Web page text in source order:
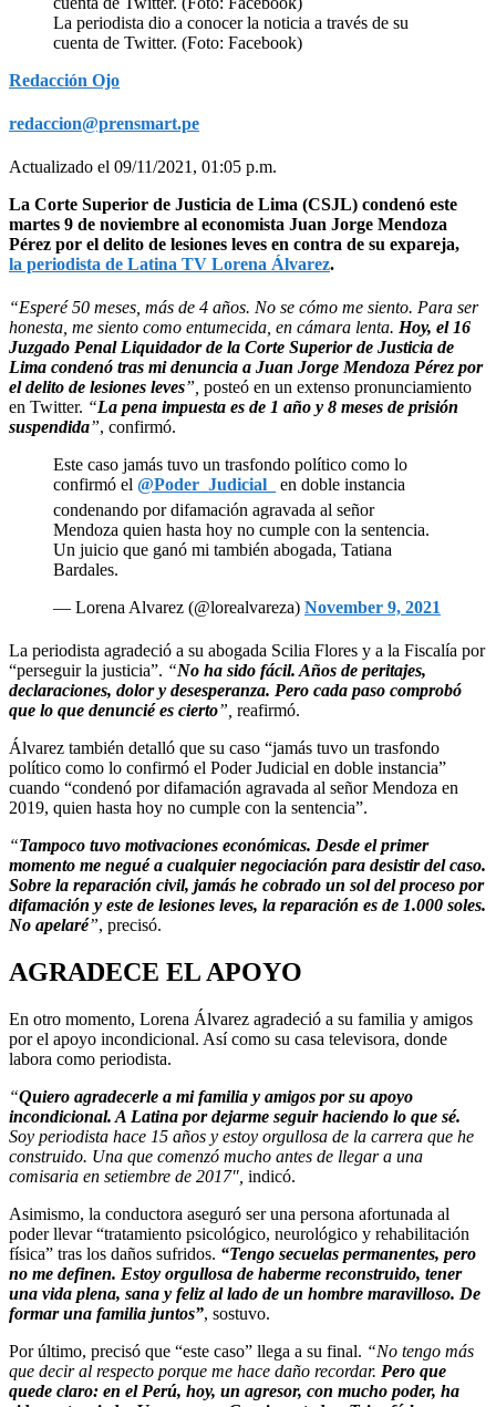
La periodista dio a conocer la noticia a través de su
cuenta de Twitter. (Foto: Facebook)
Redacción Ojo
redaccion@prensmart.pe
Actualizado el 09/11/2021, 01:05 p.m.
La Corte Superior de Justicia de Lima (CSJL) condenó este
martes 9 de noviembre al economista Juan Jorge Mendoza
Pérez por el delito de lesiones leves en contra de su expareja,
la periodista de Latina TV Lorena Álvarez.
“Esperé 50 meses, más de 4 años. No se cómo me siento. Para ser
honesta, me siento como entumecida, en cámara lenta. Hoy, el 16
Juzgado Penal Liquidador de la Corte Superior de Justicia de
Lima condenó tras mi denuncia a Juan Jorge Mendoza Pérez por
el delito de lesiones leves”, posteó en un extenso pronunciamiento
en Twitter. “La pena impuesta es de 1 año y 8 meses de prisión
suspendida”, confirmó.
Este caso jamás tuvo un trasfondo político como lo
confirmó el @Poder_Judicial_
en doble instancia
condenando por difamación agravada al señor
Mendoza quien hasta hoy no cumple con la sentencia.
Un juicio que ganó mi también abogada, Tatiana
Bardales.
— Lorena Alvarez (@lorealvareza) November 9, 2021
La periodista agradeció a su abogada Scilia Flores y a la Fiscalía por
“perseguir la justicia”. “No ha sido fácil. Años de peritajes,
declaraciones, dolor y desesperanza. Pero cada paso comprobó
que lo que denuncié es cierto”, reafirmó.
Álvarez también detalló que su caso “jamás tuvo un trasfondo
político como lo confirmó el Poder Judicial en doble instancia”
cuando “condenó por difamación agravada al señor Mendoza en
2019, quien hasta hoy no cumple con la sentencia”.
“Tampoco tuvo motivaciones económicas. Desde el primer
momento me negué a cualquier negociación para desistir del caso.
Sobre la reparación civil, jamás he cobrado un sol del proceso por
difamación y este de lesiones leves, la reparación es de 1.000 soles.
No apelaré”, precisó.
AGRADECE EL APOYO
En otro momento, Lorena Álvarez agradeció a su familia y amigos
por el apoyo incondicional. Así como su casa televisora, donde
labora como periodista.
“Quiero agradecerle a mi familia y amigos por su apoyo
incondicional. A Latina por dejarme seguir haciendo lo que sé.
Soy periodista hace 15 años y estoy orgullosa de la carrera que he
construido. Una que comenzó mucho antes de llegar a una
comisaria en setiembre de 2017″, indicó.
Asimismo, la conductora aseguró ser una persona afortunada al
poder llevar “tratamiento psicológico, neurológico y rehabilitación
física” tras los daños sufridos. “Tengo secuelas permanentes, pero
no me definen. Estoy orgullosa de haberme reconstruido, tener
una vida plena, sana y feliz al lado de un hombre maravilloso. De
formar una familia juntos”, sostuvo.
Por último, precisó que “este caso” llega a su final. “No tengo más
que decir al respecto porque me hace daño recordar. Pero que
quede claro: en el Perú, hoy, un agresor, con mucho poder, ha